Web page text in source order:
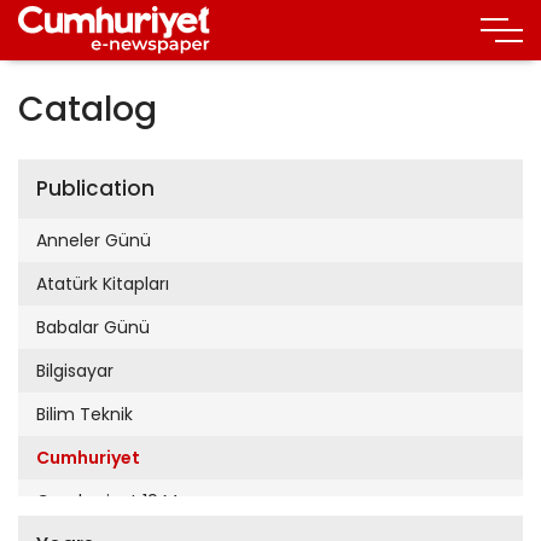
Catalog
Publication
Anneler Günü
Atatürk Kitapları
Babalar Günü
Bilgisayar
Bilim Teknik
Cumhuriyet
Cumhuriyet 19 Mayıs